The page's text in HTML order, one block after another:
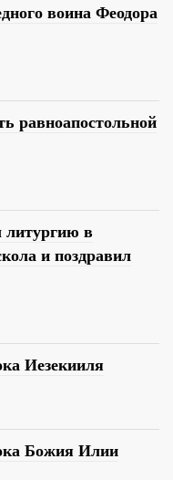
воина Феодора
равноапостольной
литургию в
и поздравил
Иезекииля
Божия Илии